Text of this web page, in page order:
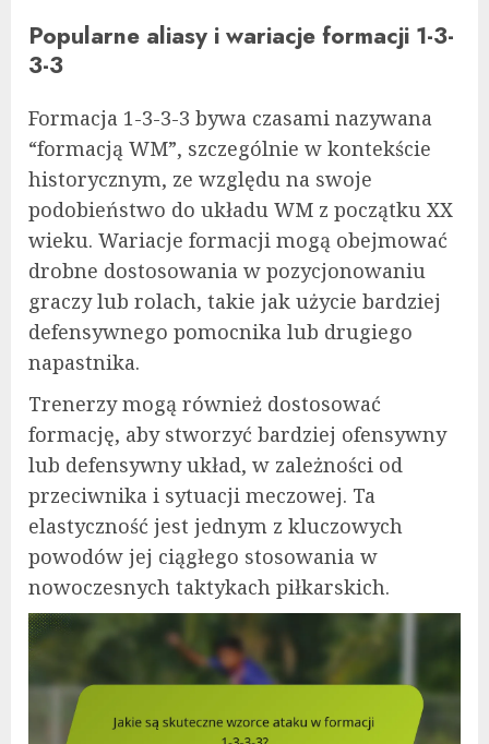
Popularne aliasy i wariacje formacji 1-3-
3-3
Formacja 1-3-3-3 bywa czasami nazywana
“formacją WM”, szczególnie w kontekście
historycznym, ze względu na swoje
podobieństwo do układu WM z początku XX
wieku. Wariacje formacji mogą obejmować
drobne dostosowania w pozycjonowaniu
graczy lub rolach, takie jak użycie bardziej
defensywnego pomocnika lub drugiego
napastnika.
Trenerzy mogą również dostosować
formację, aby stworzyć bardziej ofensywny
lub defensywny układ, w zależności od
przeciwnika i sytuacji meczowej. Ta
elastyczność jest jednym z kluczowych
powodów jej ciągłego stosowania w
nowoczesnych taktykach piłkarskich.